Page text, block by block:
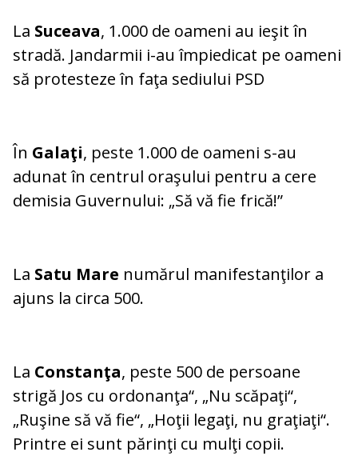
La Suceava, 1.000 de oameni au ieşit în
stradă. Jandarmii i-au împiedicat pe oameni
să protesteze în faţa sediului PSD
În Galaţi, peste 1.000 de oameni s-au
adunat în centrul oraşului pentru a cere
demisia Guvernului: „Să vă fie frică!”
La Satu Mare numărul manifestanţilor a
ajuns la circa 500.
La Constanţa, peste 500 de persoane
strigă Jos cu ordonanţa“, „Nu scăpaţi“,
„Ruşine să vă fie“, „Hoţii legaţi, nu graţiaţi“.
Printre ei sunt părinţi cu mulţi copii.